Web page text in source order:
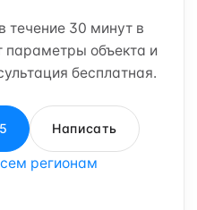
течение 30 минут в
параметры объекта и
бесплатная.
Написать
регионам